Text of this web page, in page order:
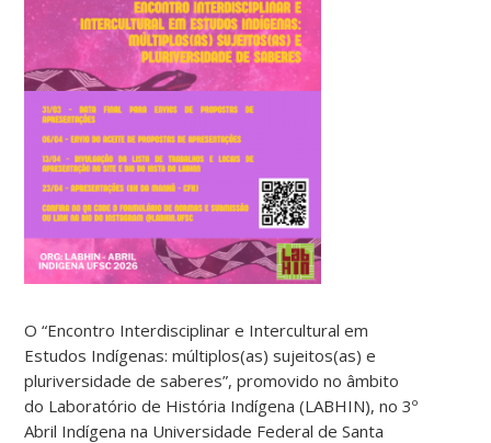
O “Encontro Interdisciplinar e Intercultural em
Estudos Indígenas: múltiplos(as) sujeitos(as) e
pluriversidade de saberes”, promovido no âmbito
do Laboratório de História Indígena (LABHIN), no 3º
Abril Indígena na Universidade Federal de Santa